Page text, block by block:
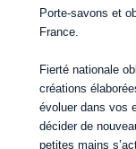
Porte-savons et
France.
Fierté nationale
créations
évoluer dans vos
décider de
petites mains